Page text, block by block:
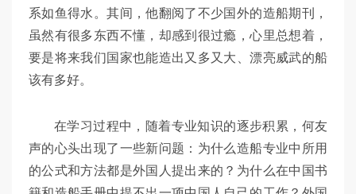
系如鱼得水。其间，他翻阅了不少国外的造船期刊，
虽然有很多东西不懂，却感到很过瘾，心里总想着，
要是将来我们国家也能造出又多又大、漂亮威武的船
该有多好。
在学习过程中，随着专业知识的逐步积累，何友
声的心头出现了一些新问题：为什么造船专业中所用
的公式和方法都是外国人提出来的？为什么在中国书